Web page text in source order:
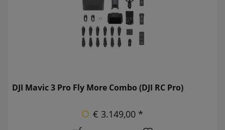
DJI Mavic 3 Pro Fly More Combo (DJI RC Pro)
€ 3.149,00 *